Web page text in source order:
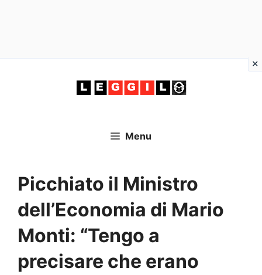
Menu
Picchiato il Ministro
dell’Economia di Mario
Monti: “Tengo a
precisare che erano